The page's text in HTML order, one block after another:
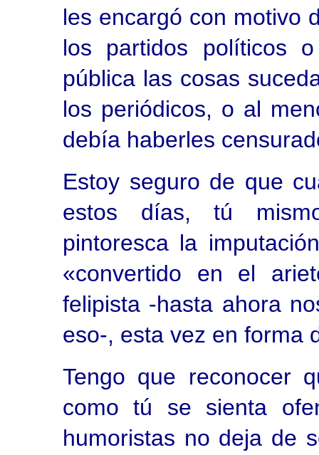
les encargó con motivo
los partidos políticos
pública las cosas
los periódicos, o al
debía haberles
Estoy seguro de que
estos días, tú
pintoresca la
«convertido en el
felipista -hasta ahora
eso-, esta vez en forma
Tengo que reconocer
como tú se sienta
humoristas no deja de